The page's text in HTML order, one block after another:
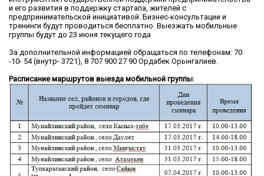
и его развития в поддержку стартапа, жителей с
предпринимательской инициативой. Бизнес-консультации и
тренинги будут проводиться бесплатно. Выезжать мобильные
группы будут до 23 июня текущего года.
За дополнительной информацией обращаться по телефонам: 70
-10- 54 (внутр- 3721), 8 707 900 27 90 Ордабек Орынгалиев.
Расписание маршрутов выезда мобильной группы: